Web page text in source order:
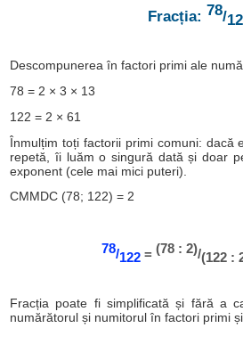
Fracția: 78/
Descompunerea în factori primi ale
78 = 2 × 3 × 13
122 = 2 × 61
Înmulțim toți factorii primi comuni: dacă
repetă, îi luăm o singură dată și doar
exponent (cele mai mici puteri).
CMMDC (78; 122) = 2
78/122 = (78 : 2)/(122 :
Fracția poate fi simplificată și fără a
numărătorul și numitorul în factori primi